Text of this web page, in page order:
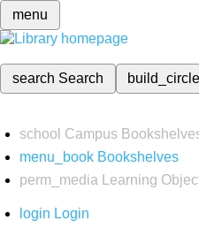
menu
search Search
school Campus
menu_book Bookshelves
perm_media
Learning
login Login